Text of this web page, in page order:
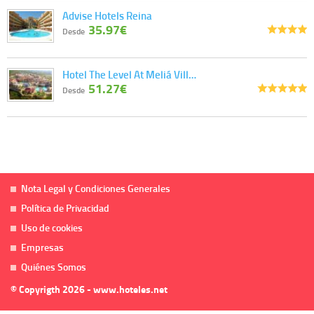
Advise Hotels Reina
Desde 35.97€
Hotel The Level At Meliá Vill…
Desde 51.27€
Nota Legal y Condiciones Generales
Política de Privacidad
Uso de cookies
Empresas
Quiénes Somos
© Copyrigth 2026 - www.hoteles.net